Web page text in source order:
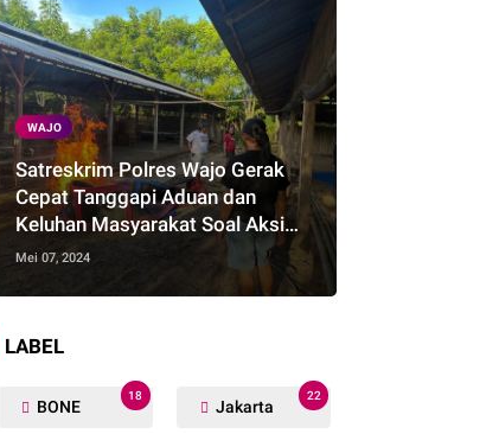
WAJO
Satreskrim Polres Wajo Gerak
Cepat Tanggapi Aduan dan
Keluhan Masyarakat Soal Aksi
Perjudian
Mei 07, 2024
LABEL
BONE
18
Jakarta
22